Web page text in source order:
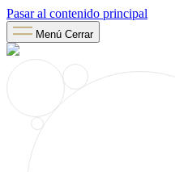
Pasar al contenido principal
Menú Cerrar